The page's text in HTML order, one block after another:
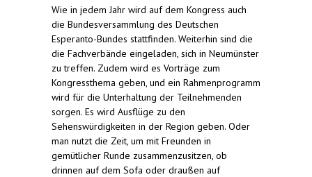
Wie in jedem Jahr wird auf dem Kongress auch
die Bundesversammlung des Deutschen
Esperanto-Bundes stattfinden. Weiterhin sind die
die Fachverbände eingeladen, sich in Neumünster
zu treffen. Zudem wird es Vorträge zum
Kongressthema geben, und ein Rahmenprogramm
wird für die Unterhaltung der Teilnehmenden
sorgen. Es wird Ausflüge zu den
Sehenswürdigkeiten in der Region geben. Oder
man nutzt die Zeit, um mit Freunden in
gemütlicher Runde zusammenzusitzen, ob
drinnen auf dem Sofa oder draußen auf